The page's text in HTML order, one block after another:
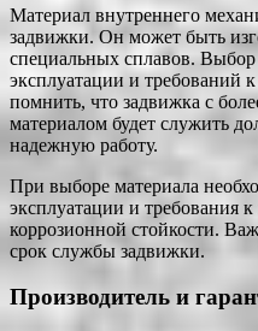
Материал внутреннего
задвижки. Он может быть
специальных сплавов. Выбор
эксплуатации и требований
помнить, что задвижка с
материалом будет служить
надежную работу.
При выборе материала
эксплуатации и требования
коррозионной стойкости.
срок службы задвижки.
Производитель и